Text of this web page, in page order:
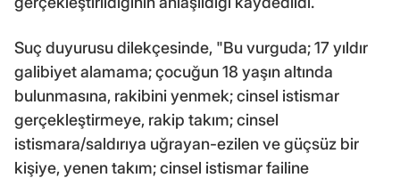
Suç duyurusu dilekçesinde, "Bu vurguda; 17 yıldır
galibiyet alamama; çocuğun 18 yaşın altında
bulunmasına, rakibini yenmek; cinsel istismar
gerçekleştirmeye, rakip takım; cinsel
istismara/saldırıya uğrayan-ezilen ve güçsüz bir
kişiye, yenen takım; cinsel istismar failine